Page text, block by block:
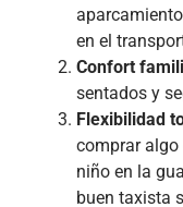
en el
Confort
sentados y
Flexibilidad
comprar algo
niño en la
buen taxista